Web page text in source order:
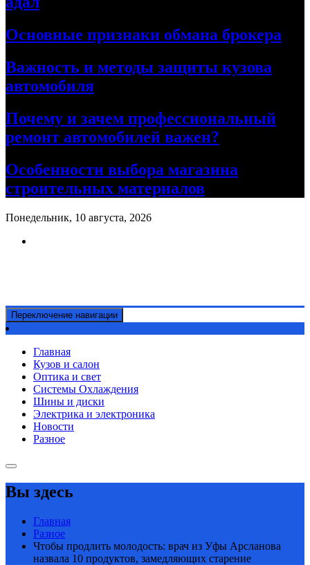
Основные признаки обмана брокера
Важность и методы защиты кузова
автомобиля
Почему и зачем профессиональный
ремонт автомобилей важен?
Особенности выбора магазина
строительных материалов
Понедельник, 10 августа, 2026
Переключение навигации
Главная
Кузов и салон
Оптика и свет
Системы Охлаждения
Шины и диски
Электрика и электроника
Новости
Разное
Вы здесь
Главная
Разное
Чтобы продлить молодость: врач из Уфы Арсланова
назвала 10 продуктов, замедляющих старение